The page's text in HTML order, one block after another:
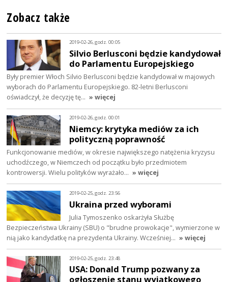
Zobacz także
2019-02-26, godz. 00:05
Silvio Berlusconi będzie kandydował
do Parlamentu Europejskiego
Były premier Włoch Silvio Berlusconi będzie kandydował w majowych
wyborach do Parlamentu Europejskiego. 82-letni Berlusconi
oświadczył, że decyzję tę… » więcej
2019-02-26, godz. 00:01
Niemcy: krytyka mediów za ich
polityczną poprawność
Funkcjonowanie mediów, w okresie największego natężenia kryzysu
uchodźczego, w Niemczech od początku było przedmiotem
kontrowersji. Wielu polityków wyrażało… » więcej
2019-02-25, godz. 23:56
Ukraina przed wyborami
Julia Tymoszenko oskarżyła Służbę
Bezpieczeństwa Ukrainy (SBU) o "brudne prowokacje", wymierzone w
nią jako kandydatkę na prezydenta Ukrainy. Wcześniej… » więcej
2019-02-25, godz. 23:48
USA: Donald Trump pozwany za
ogłoszenie stanu wyjątkowego